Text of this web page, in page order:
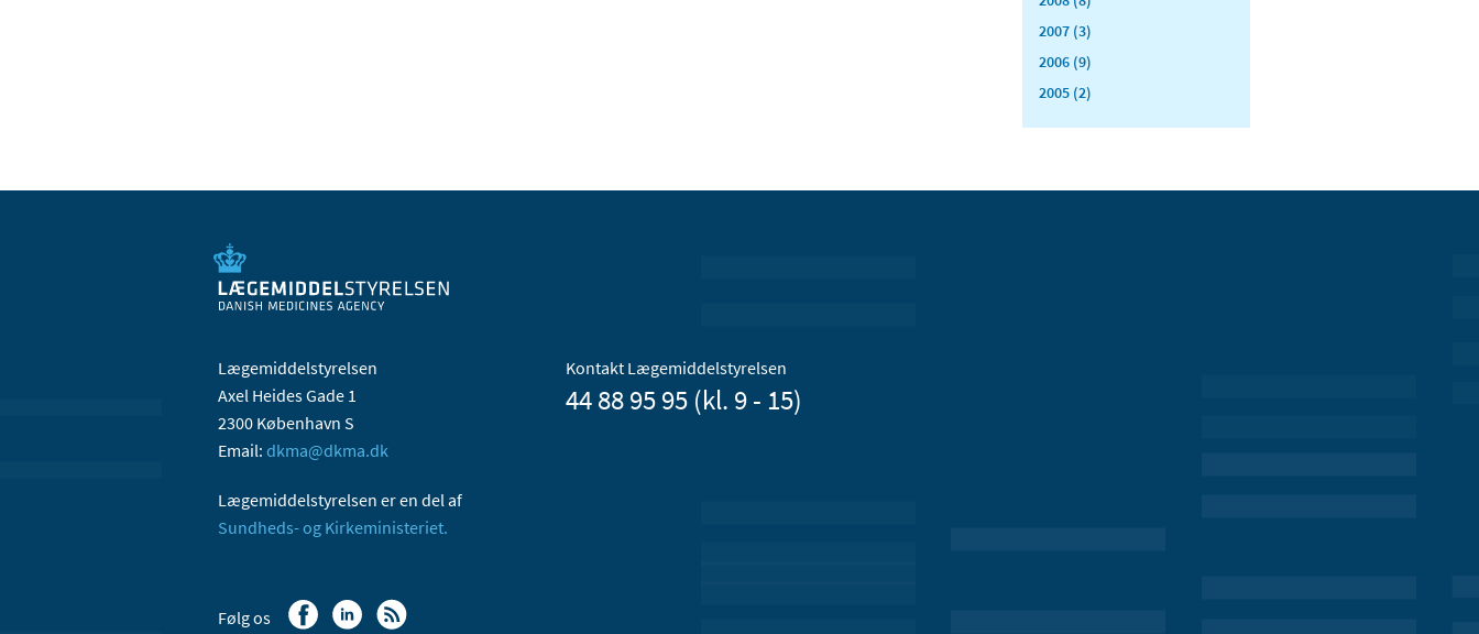
2007 (3)
2006 (9)
2005 (2)
Lægemiddelstyrelsen
Axel Heides Gade 1
2300 København S
Email: dkma@dkma.dk
Lægemiddelstyrelsen er en del af
Sundheds- og Kirkeministeriet.
Kontakt Lægemiddelstyrelsen
44 88 95 95 (kl. 9 - 15)
Følg os